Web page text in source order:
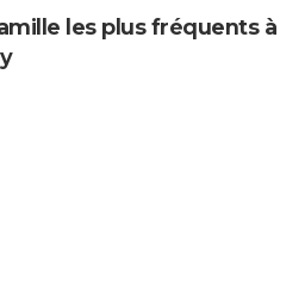
les plus fréquents à